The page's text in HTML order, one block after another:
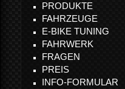
PRODUKTE
FAHRZEUGE
E-BIKE TUNING
FAHRWERK
FRAGEN
PREIS
INFO-FORMULAR